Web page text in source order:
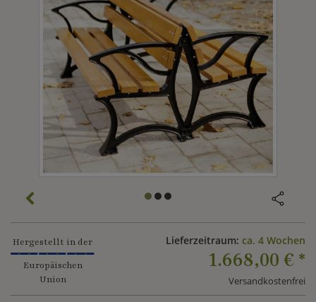
Hergestellt in der
Europäischen
Union
Lieferzeitraum: ca. 4 Wochen
1.668,00 € *
Versandkostenfrei